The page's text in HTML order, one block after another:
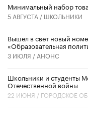
Минимальный набор
5 АВГУСТА / ШКОЛЬНИКИ
Вышел в свет новый
«Образовательная
3 ИЮЛЯ / АНОНС
Школьники и студенты
Отечественной войны
22 ИЮНЯ / ГОРОДСКОЕ